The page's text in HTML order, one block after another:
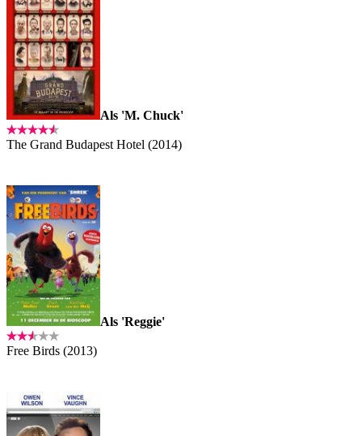
Als 'M. Chuck'
The Grand Budapest Hotel (2014)
Als 'Reggie'
Free Birds (2013)